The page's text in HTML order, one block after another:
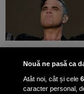
Nouă ne pasă ca
Atât noi, cât și cele
caracter personal,